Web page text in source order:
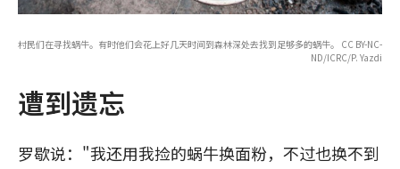
村民们在寻找蜗牛。有时他们会花上好几天时间到森林深处去找到足够多的蜗牛。 CC BY-NC-
ND/ICRC/P. Yazdi
遭到遗忘
罗歇说："我还用我捡的蜗牛换面粉，不过也换不到